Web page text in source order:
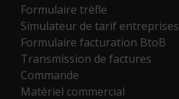
Formulaire trèfle
Simulateur de tarif entreprises
Formulaire facturation BtoB
Transmission de factures
Commande
Matériel commercial